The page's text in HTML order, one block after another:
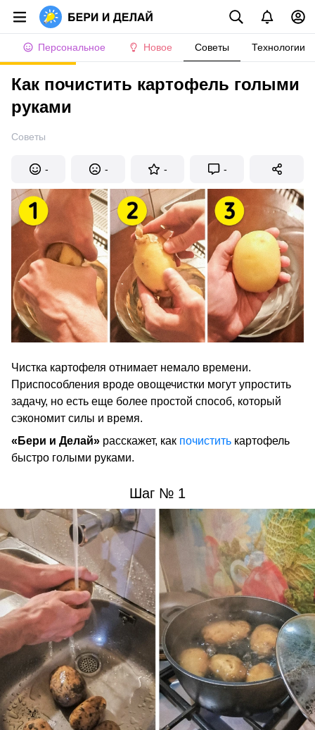
Персональное Новое Советы Технологии
Как почистить картофель голыми
руками
Советы
- - - -
Чистка картофеля отнимает немало времени.
Приспособления вроде овощечистки могут упростить
задачу, но есть еще более простой способ, который
сэкономит силы и время.
«Бери и Делай» расскажет, как почистить картофель
быстро голыми руками.
Шаг № 1